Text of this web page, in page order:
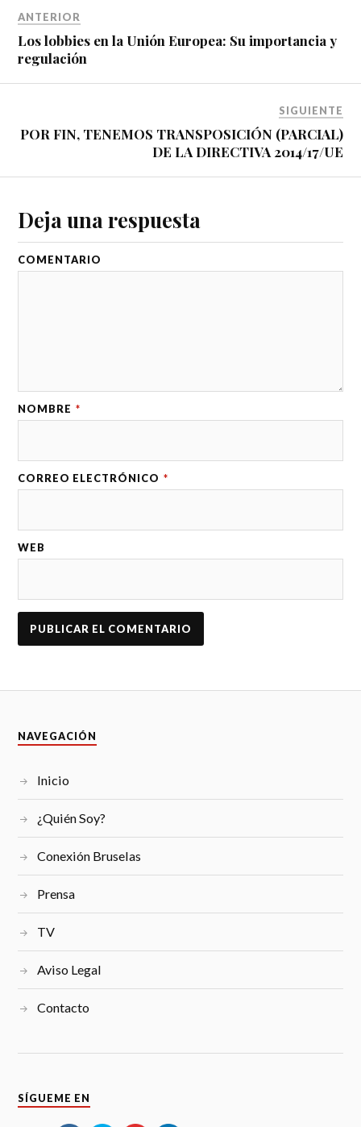
ANTERIOR
Los lobbies en la Unión Europea: Su importancia y
regulación
SIGUIENTE
POR FIN, TENEMOS TRANSPOSICIÓN (PARCIAL)
DE LA DIRECTIVA 2014/17/UE
Deja una respuesta
COMENTARIO
NOMBRE *
CORREO ELECTRÓNICO *
WEB
NAVEGACIÓN
Inicio
¿Quién Soy?
Conexión Bruselas
Prensa
TV
Aviso Legal
Contacto
SÍGUEME EN